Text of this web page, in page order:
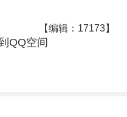
【编辑：17173】
QQ空间